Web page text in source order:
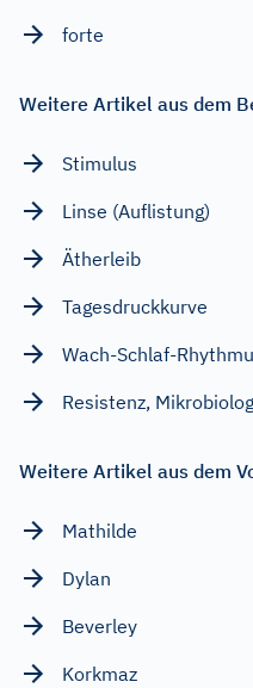
forte
Weitere Artikel aus dem
Stimulus
Linse (Auflistung)
Ätherleib
Tagesdruckkurve
Wach-Schlaf-
Resistenz,
Weitere Artikel aus dem
Mathilde
Dylan
Beverley
Korkmaz